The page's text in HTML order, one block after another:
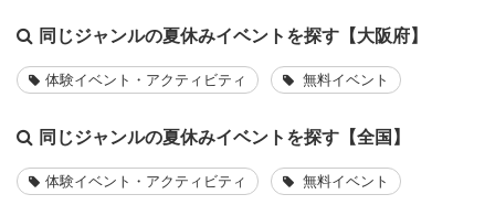
同じジャンルの夏休みイベントを探す【大阪府】
体験イベント・アクティビティ 無料イベント
同じジャンルの夏休みイベントを探す【全国】
体験イベント・アクティビティ 無料イベント